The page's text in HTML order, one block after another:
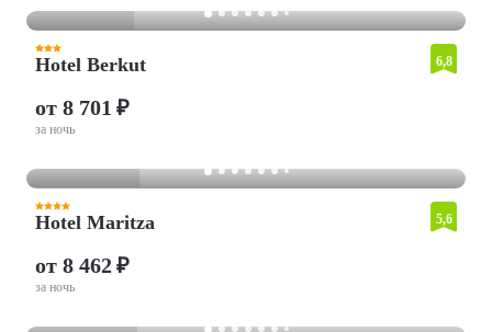
Hotel Berkut 6,8
от 8 701 ₽
за ночь
Hotel Maritza 5,6
от 8 462 ₽
за ночь